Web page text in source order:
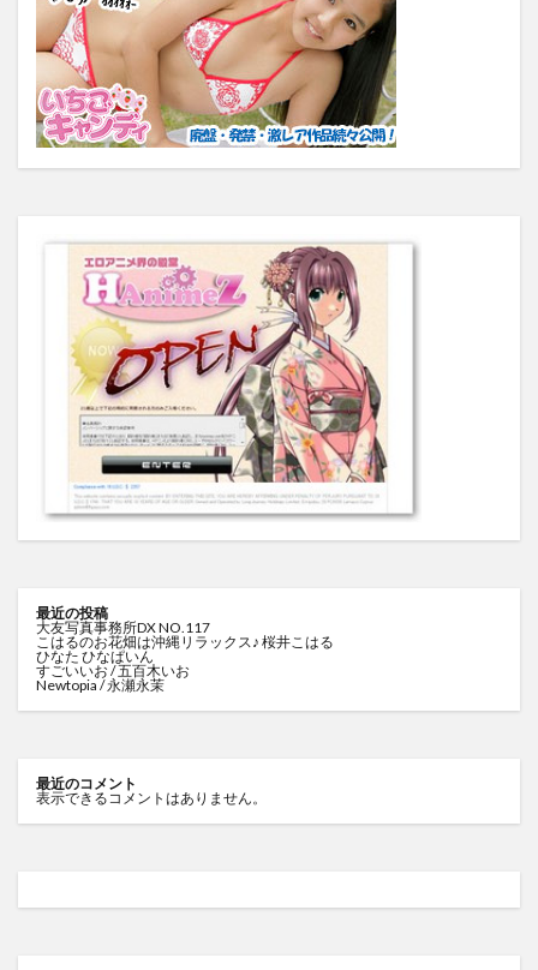
最近の投稿
大友写真事務所DX NO.117
こはるのお花畑は沖縄リラックス♪ 桜井こはる
ひなた ひなぱいん
すごいいお / 五百木いお
Newtopia / 永瀬永茉
最近のコメント
表示できるコメントはありません。